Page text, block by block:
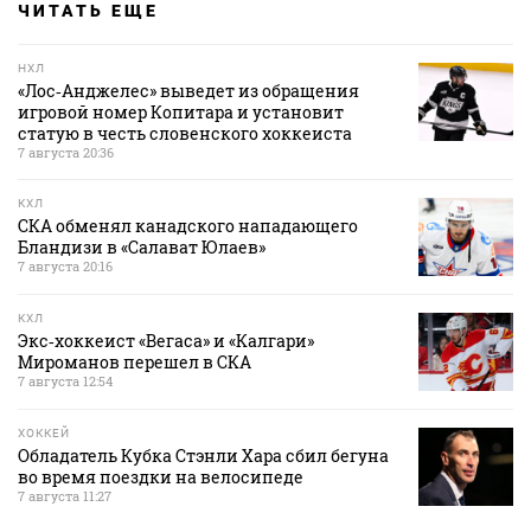
ЧИТАТЬ ЕЩЕ
НХЛ
«Лос‑Анджелес» выведет из обращения
игровой номер Копитара и установит
статую в честь словенского хоккеиста
7 августа 20:36
КХЛ
СКА обменял канадского нападающего
Бландизи в «Салават Юлаев»
7 августа 20:16
КХЛ
Экс‑хоккеист «Вегаса» и «Калгари»
Мироманов перешел в СКА
7 августа 12:54
ХОККЕЙ
Обладатель Кубка Стэнли Хара сбил бегуна
во время поездки на велосипеде
7 августа 11:27